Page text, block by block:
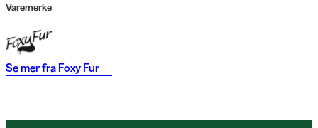
Varemerke
Se mer fra Foxy Fur